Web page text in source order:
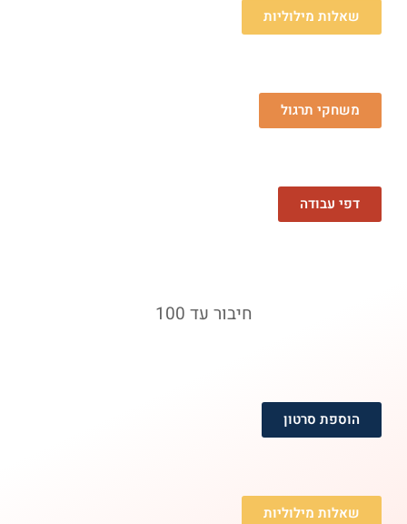
שאלות מילוליות
משחקי תרגול
דפי עבודה
חיבור עד 100
הוספת סרטון
שאלות מילוליות